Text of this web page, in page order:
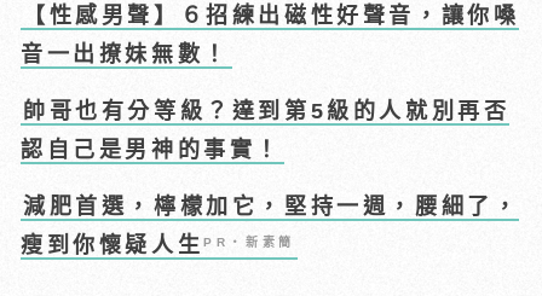
【性感男聲】６招練出磁性好聲音，讓你嗓
音一出撩妹無數！
帥哥也有分等級？達到第5級的人就別再否
認自己是男神的事實！
減肥首選，檸檬加它，堅持一週，腰細了，
瘦到你懷疑人生PR・新素簡